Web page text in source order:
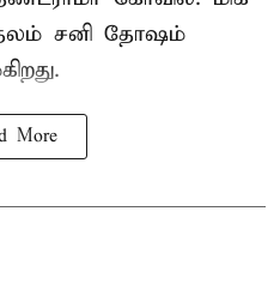
சனி தோஷம்
More